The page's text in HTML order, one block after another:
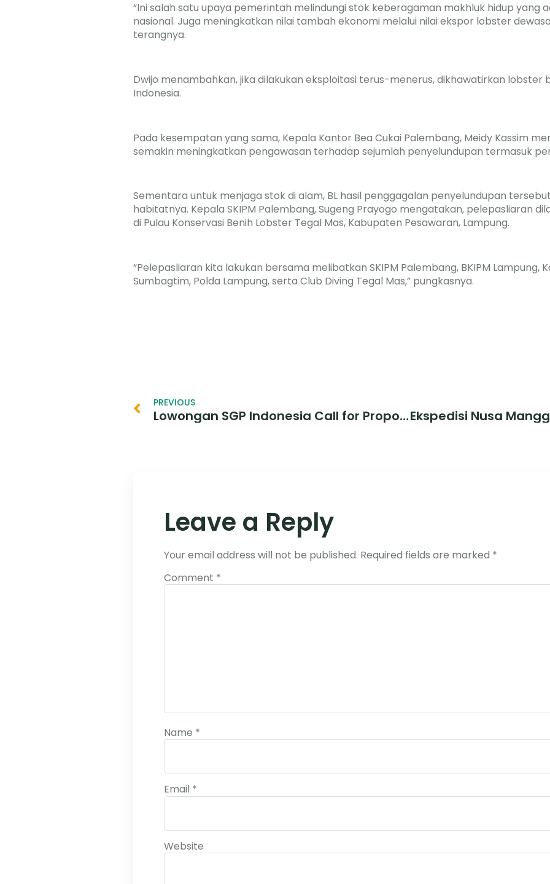
“Ini salah satu upaya pemerintah melindungi stok keberagaman makhluk hidup yang
nasional. Juga meningkatkan nilai tambah ekonomi melalui nilai ekspor lobster
terangnya.
Dwijo menambahkan, jika dilakukan eksploitasi terus-menerus, dikhawatirkan lobster
Indonesia.
Pada kesempatan yang sama, Kepala Kantor Bea Cukai Palembang, Meidy Kassim
semakin meningkatkan pengawasan terhadap sejumlah penyelundupan termasuk
Sementara untuk menjaga stok di alam, BL hasil penggagalan penyelundupan
habitatnya. Kepala SKIPM Palembang, Sugeng Prayogo mengatakan, pelepasliaran
di Pulau Konservasi Benih Lobster Tegal Mas, Kabupaten Pesawaran, Lampung.
“Pelepasliaran kita lakukan bersama melibatkan SKIPM Palembang, BKIPM Lampung,
Sumbagtim, Polda Lampung, serta Club Diving Tegal Mas,” pungkasnya.
PREVIOUS
Lowongan SGP Indonesia Call for Proposal I
Leave a Reply
Your email address will not be published. Required fields are marked *
Comment *
Name *
Email *
Website